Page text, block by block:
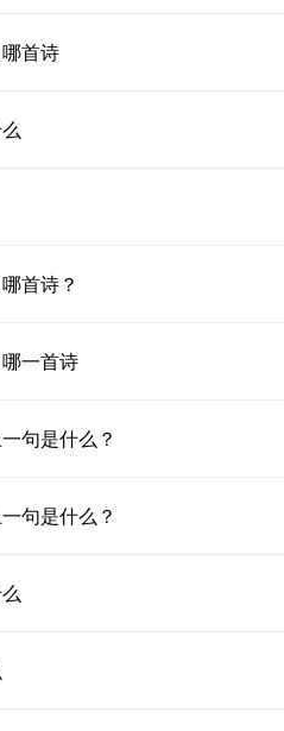
首诗
首诗？
一首诗
句是什么？
句是什么？